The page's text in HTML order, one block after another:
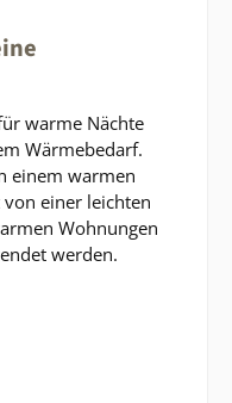
warme Nächte
Wärmebedarf.
einem warmen
einer leichten
Wohnungen
werden.